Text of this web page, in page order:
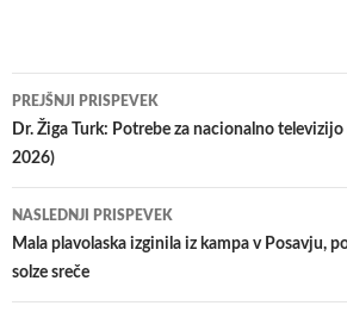
Krmarjenje
po
prispevkih
PREJŠNJI PRISPEVEK
Dr. Žiga Turk: Potrebe za nacionalno
2026)
NASLEDNJI PRISPEVEK
Mala plavolaska izginila iz kampa v Posavju,
solze sreče